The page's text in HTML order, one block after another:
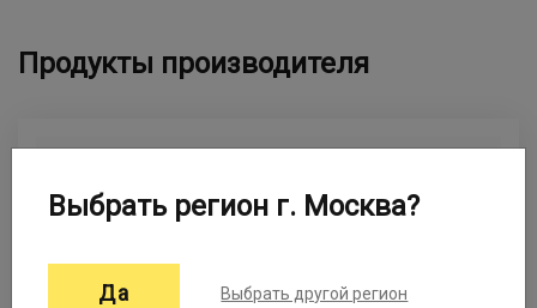
Продукты производителя
Выбрать регион г. Москва?
Да Выбрать другой регион